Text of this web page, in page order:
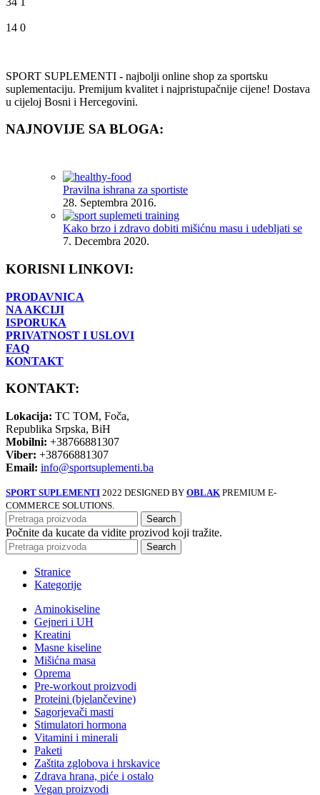
14 0
SPORT SUPLEMENTI - najbolji online shop za sportsku
suplementaciju. Premijum kvalitet i najpristupačnije cijene! Dostava
u cijeloj Bosni i Hercegovini.
NAJNOVIJE SA BLOGA:
Pravilna ishrana za sportiste
28. Septembra 2016.
Kako brzo i zdravo dobiti mišićnu masu i udebljati se
7. Decembra 2020.
KORISNI LINKOVI:
PRODAVNICA
NA AKCIJI
ISPORUKA
PRIVATNOST I USLOVI
FAQ
KONTAKT
KONTAKT:
Lokacija: TC TOM, Foča,
Republika Srpska, BiH
Mobilni: +38766881307
Viber: +38766881307
Email: info@sportsuplementi.ba
SPORT SUPLEMENTI 2022 DESIGNED BY OBLAK PREMIUM E-
COMMERCE SOLUTIONS.
Search
Počnite da kucate da vidite prozivod koji tražite.
Search
Stranice
Kategorije
Aminokiseline
Gejneri i UH
Kreatini
Masne kiseline
Mišićna masa
Oprema
Pre-workout proizvodi
Proteini (bjelančevine)
Sagorjevači masti
Stimulatori hormona
Vitamini i minerali
Paketi
Zaštita zglobova i hrskavice
Zdrava hrana, piće i ostalo
Vegan proizvodi